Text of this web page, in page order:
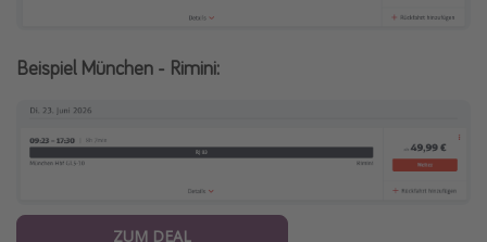
Beispiel München - Rimini:
ZUM DEAL